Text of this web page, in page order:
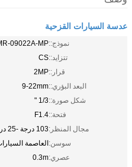
عدسة السيارات القزحية
نموذج::09022A-MP
تتزايد::CS
قرار::2MP
البعد البؤري::9-22mm
شكل صورة::1/3 "
فتحة::F1.4
مجال المنظر:103 درجة -25 درجة
سوسن:العاصمة
عصري:0.3m